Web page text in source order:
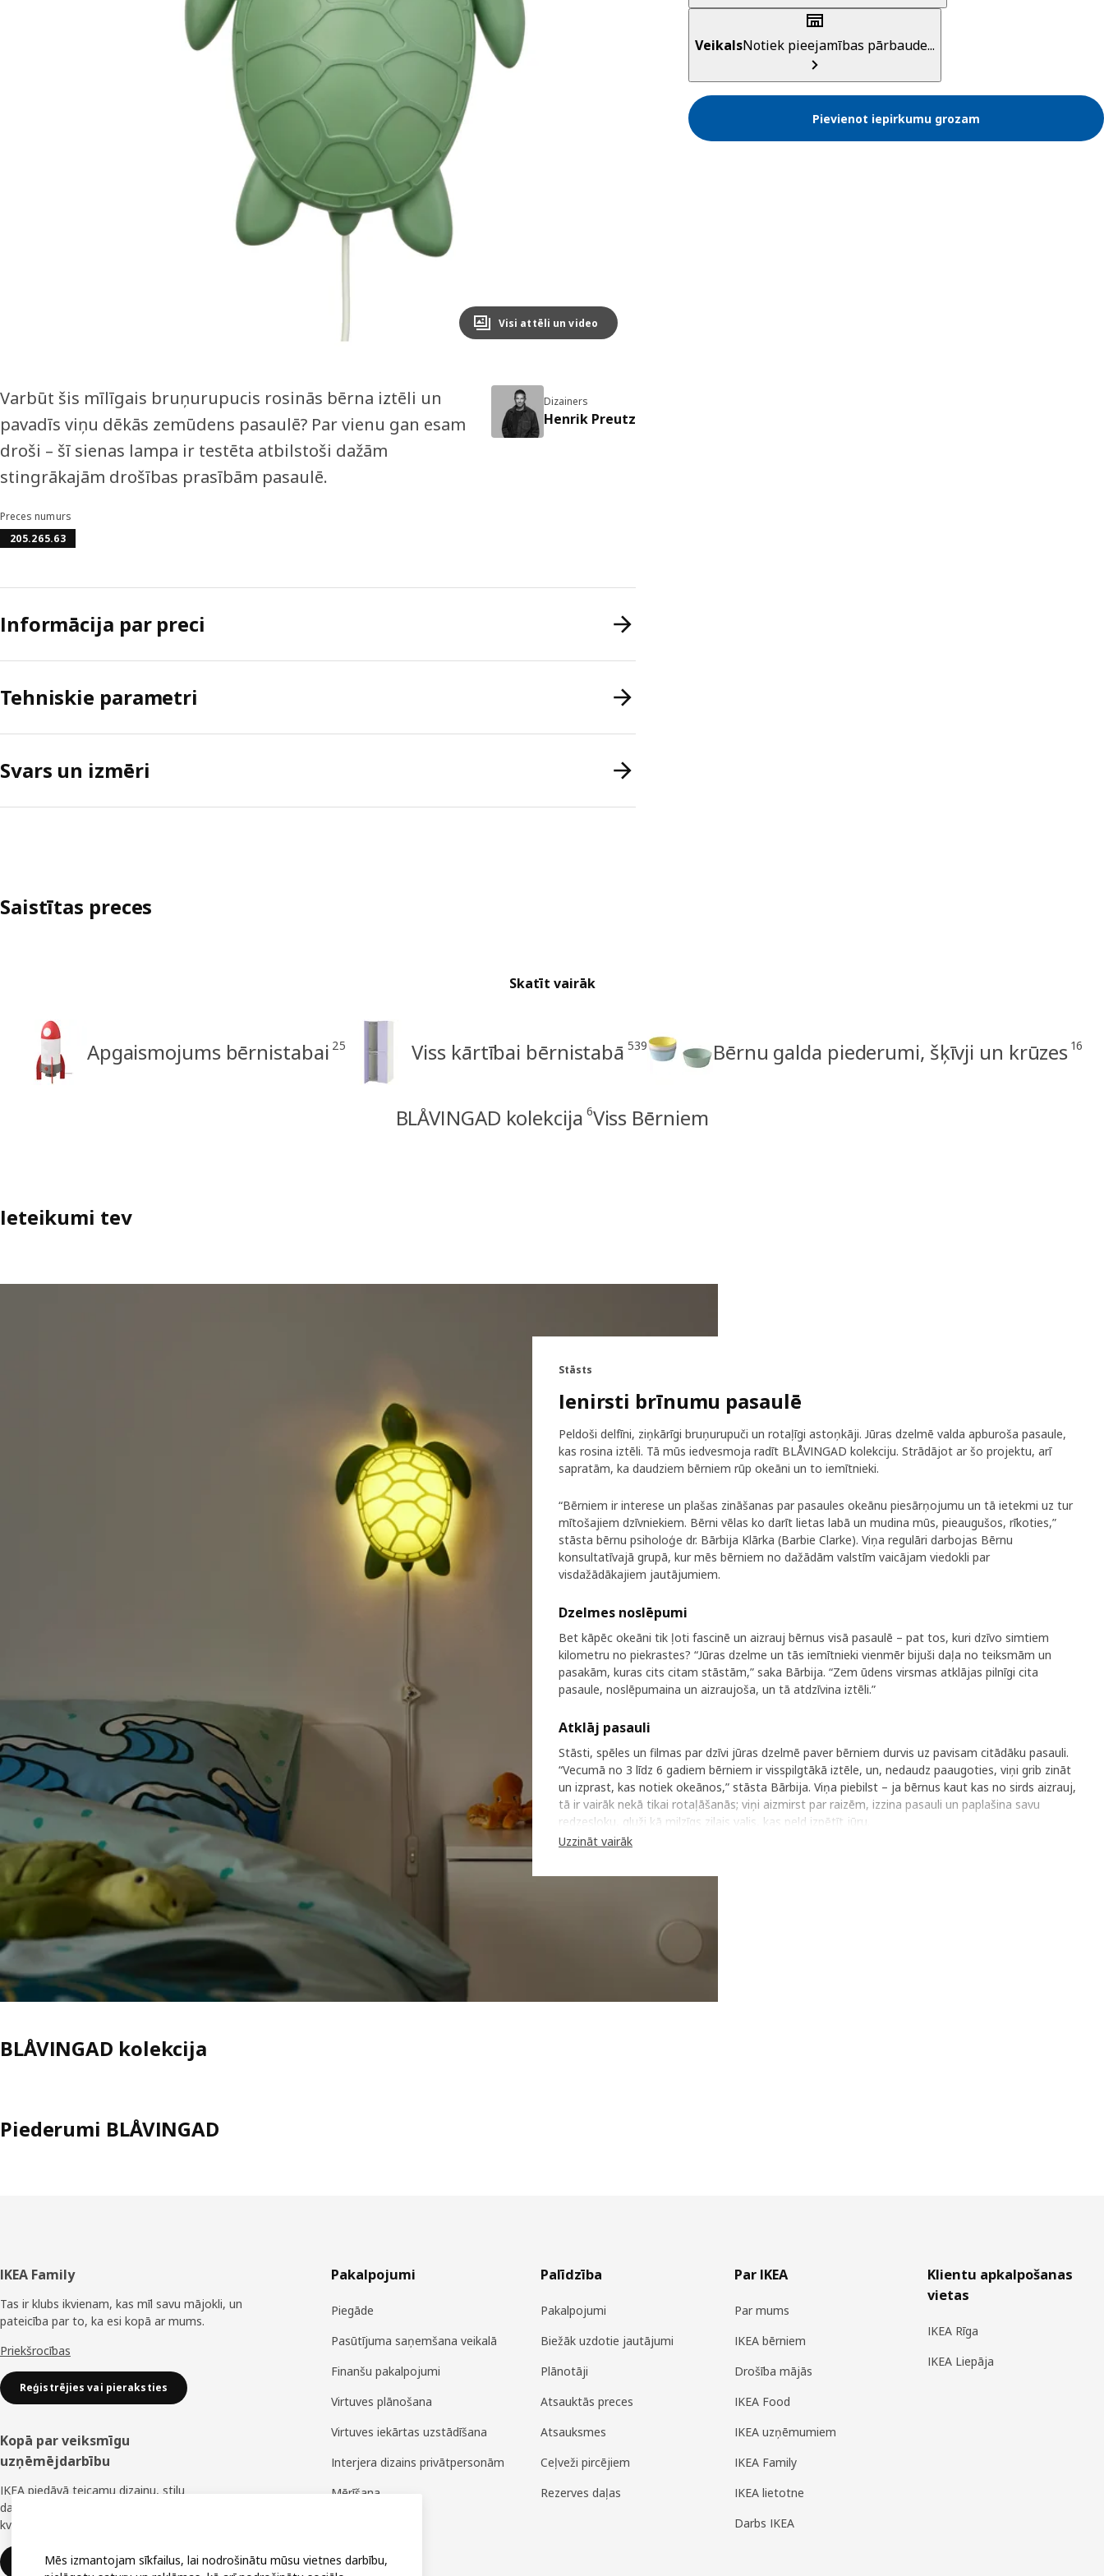
Image zoomed out, normal view
Visi attēli un video
VeikalsNotiek pieejamības pārbaude...
Pievienot iepirkumu grozam
Varbūt šis mīlīgais bruņurupucis rosinās bērna iztēli un
pavadīs viņu dēkās zemūdens pasaulē? Par vienu gan esam
droši – šī sienas lampa ir testēta atbilstoši dažām
stingrākajām drošības prasībām pasaulē.
Dizainers
Henrik Preutz
Preces numurs
205.265.63
Informācija par preci
Tehniskie parametri
Svars un izmēri
Saistītas preces
Skatīt vairāk
Apgaismojums bērnistabai 25 Viss kārtībai bērnistabā 539 Bērnu galda piederumi, šķīvji un krūzes 16
BLÅVINGAD kolekcija 6Viss Bērniem
Ieteikumi tev
Stāsts
Ienirsti brīnumu pasaulē
Peldoši delfīni, ziņkārīgi bruņurupuči un rotaļīgi astoņkāji. Jūras dzelmē valda apburoša pasaule,
kas rosina iztēli. Tā mūs iedvesmoja radīt BLÅVINGAD kolekciju. Strādājot ar šo projektu, arī
sapratām, ka daudziem bērniem rūp okeāni un to iemītnieki.
“Bērniem ir interese un plašas zināšanas par pasaules okeānu piesārņojumu un tā ietekmi uz tur
mītošajiem dzīvniekiem. Bērni vēlas ko darīt lietas labā un mudina mūs, pieaugušos, rīkoties,”
stāsta bērnu psiholoģe dr. Bārbija Klārka (Barbie Clarke). Viņa regulāri darbojas Bērnu
konsultatīvajā grupā, kur mēs bērniem no dažādām valstīm vaicājam viedokli par
visdažādākajiem jautājumiem.
Dzelmes noslēpumi
Bet kāpēc okeāni tik ļoti fascinē un aizrauj bērnus visā pasaulē – pat tos, kuri dzīvo simtiem
kilometru no piekrastes? “Jūras dzelme un tās iemītnieki vienmēr bijuši daļa no teiksmām un
pasakām, kuras cits citam stāstām,” saka Bārbija. “Zem ūdens virsmas atklājas pilnīgi cita
pasaule, noslēpumaina un aizraujoša, un tā atdzīvina iztēli.”
Atklāj pasauli
Stāsti, spēles un filmas par dzīvi jūras dzelmē paver bērniem durvis uz pavisam citādāku pasauli.
“Vecumā no 3 līdz 6 gadiem bērniem ir visspilgtākā iztēle, un, nedaudz paaugoties, viņi grib zināt
un izprast, kas notiek okeānos,” stāsta Bārbija. Viņa piebilst – ja bērnus kaut kas no sirds aizrauj,
tā ir vairāk nekā tikai rotaļāšanās; viņi aizmirst par raizēm, izzina pasauli un paplašina savu
redzesloku, gluži kā milzīgs zilais valis, kas peld izpētīt jūru.
Uzzināt vairāk
BLÅVINGAD kolekcija
Piederumi BLÅVINGAD
Kājene
IKEA Family
Tas ir klubs ikvienam, kas mīl savu mājokli, un
pateicība par to, ka esi kopā ar mums.
Priekšrocības
Reģistrējies vai pieraksties
Kopā par veiksmīgu
uzņēmējdarbību
IKEA piedāvā teicamu dizainu, stilu
daudzveidību, lielisku cenu un uzticamu
kvalitāti.
IKEA uzņēmumiem
Pakalpojumi
Piegāde
Pasūtījuma saņemšana veikalā
Finanšu pakalpojumi
Virtuves plānošana
Virtuves iekārtas uzstādīšana
Interjera dizains privātpersonām
Mērīšana
Palīdzība
Pakalpojumi
Biežāk uzdotie jautājumi
Plānotāji
Atsauktās preces
Atsauksmes
Ceļveži pircējiem
Rezerves daļas
Par IKEA
Par mums
IKEA bērniem
Drošība mājās
IKEA Food
IKEA uzņēmumiem
IKEA Family
IKEA lietotne
Darbs IKEA
Klientu apkalpošanas
vietas
IKEA Rīga
IKEA Liepāja
Mēs izmantojam sīkfailus, lai nodrošinātu mūsu vietnes darbību,